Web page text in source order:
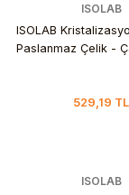
ISOLAB
ISOLAB
Paslanmaz Çelik -
529,19 TL
ISOLAB